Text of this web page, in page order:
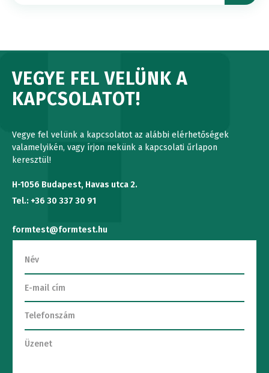
VEGYE FEL VELÜNK A
KAPCSOLATOT!
Vegye fel velünk a kapcsolatot az alábbi elérhetőségek
valamelyikén, vagy írjon nekünk a kapcsolati űrlapon
keresztül!
H-1056 Budapest, Havas utca 2.
Tel.: +36 30 337 30 91
formtest@formtest.hu